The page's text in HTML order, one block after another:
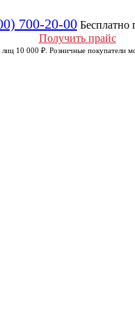
700-20-00 Бесплатно
Получить прайс
10 000 ₽. Розничные покупатели